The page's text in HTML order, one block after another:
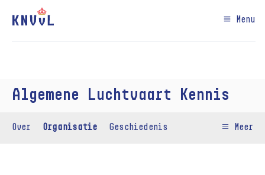
Menu
Algemene Luchtvaart Kennis
Over Organisatie Geschiedenis Meer